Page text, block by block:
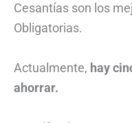
Cesantías son los
Obligatorias.
Actualmente, hay
ahorrar.